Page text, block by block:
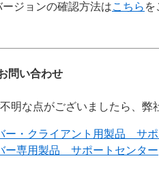
ジョンの確認方法はこちら を
問い合わせ
明な点がございましたら、
ー・クライアント用製品 サ
ー専用製品 サポートセンター